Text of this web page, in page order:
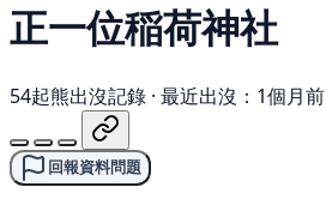
正一位稲荷神社
54起熊出沒記錄 · 最近出沒：1個月前
回報資料問題